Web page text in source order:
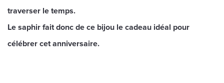
traverser le temps.
Le saphir fait donc de ce bijou le cadeau idéal pour
célébrer cet anniversaire.